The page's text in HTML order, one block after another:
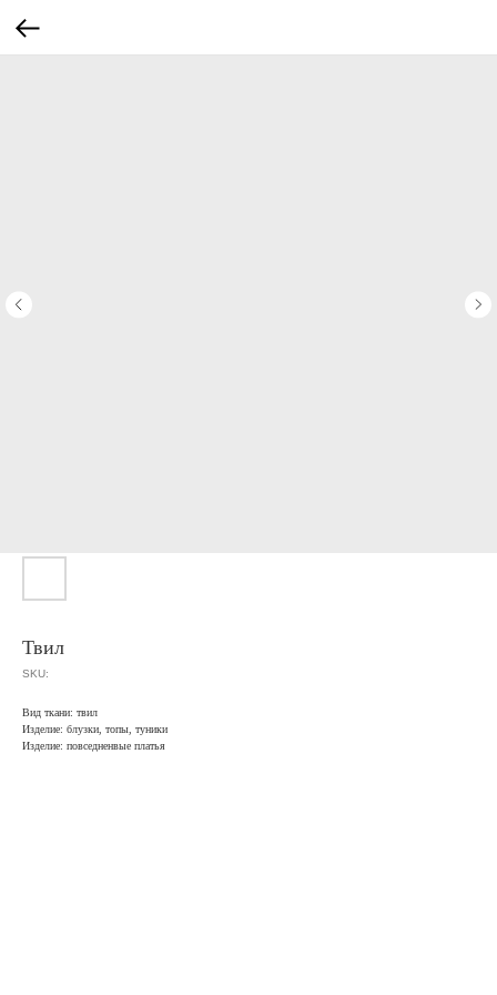
Твил
SKU:
Вид ткани: твил
Изделие: блузки, топы, туники
Изделие: повседненвые платья